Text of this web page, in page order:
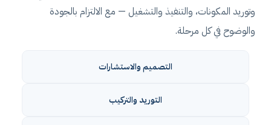
وتوريد المكونات، والتنفيذ والتشغيل — مع الالتزام بالجودة
والوضوح في كل مرحلة.
التصميم والاستشارات
التوريد والتركيب